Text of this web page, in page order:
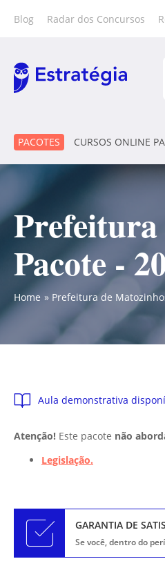
Blog Radar dos Concursos
PACOTES CURSOS ONLINE
Pacote -
Home Prefeitura de
Aula demonstrativa
Atenção! Este pacote não
Legislação.
GARANTIA DE
Se você, dentro do